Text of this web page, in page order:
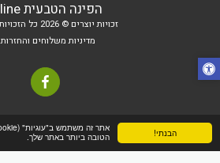
הבנתי!
הטובה ביותר באתר שלך.
הפינה הטבעית online
זכויות יוצרים © 2026 כל הזכויות שמורות
מדיניות משלוחים והחזרות